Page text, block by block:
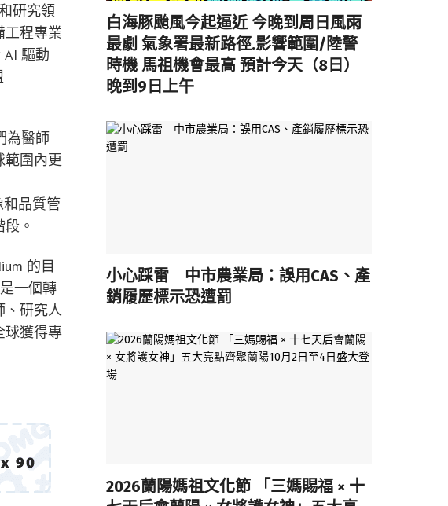
研究領
工程專業
驅動
為醫師
範圍內更
和品質管
。
的目
一個轉
、研究人
球獲得專
白海豚颱風今起逼近 今晚到周日風雨
最劇 氣象署最新路徑.影響範圍/陸警
時機 馬祖機會最高 預計今天（8日）
晚到9日上午
小心踩雷 中市農業局：誤用CAS、產
銷履歷標示恐遭罰
2026蘭陽媽祖文化節 「三媽賜福 × 十